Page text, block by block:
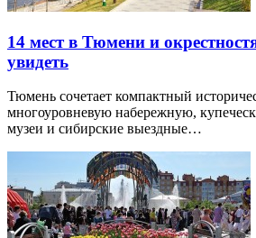
14 мест в Тюмени и
увидеть
Тюмень сочетает компактный
многоуровневую набережную,
музеи и сибирские выездные…